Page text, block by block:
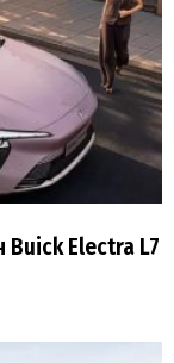
Buick Electra L7